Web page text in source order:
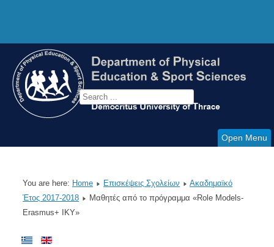
Open Menu
You are here: Home Επισκέψεις Σχολείων
Ακαδημαϊκό
Έτος 2017-2018
Μαθητές από το πρόγραμμα «Role Models-
Erasmus+ IKY»